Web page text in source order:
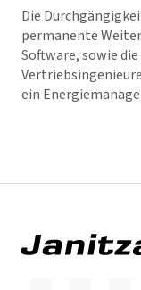
Die
permanente
Software, sowie
ein